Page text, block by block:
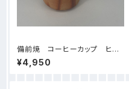
備前焼 コーヒーカップ ヒダ
スキ （１） 紙箱入り
¥4,950